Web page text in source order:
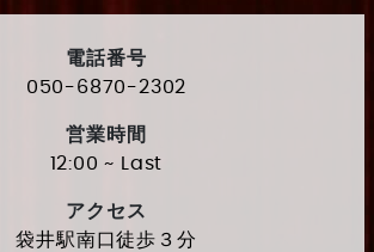
電話番号
050-6870-2302
営業時間
12:00 ~ Last
アクセス
袋井駅南口徒歩３分